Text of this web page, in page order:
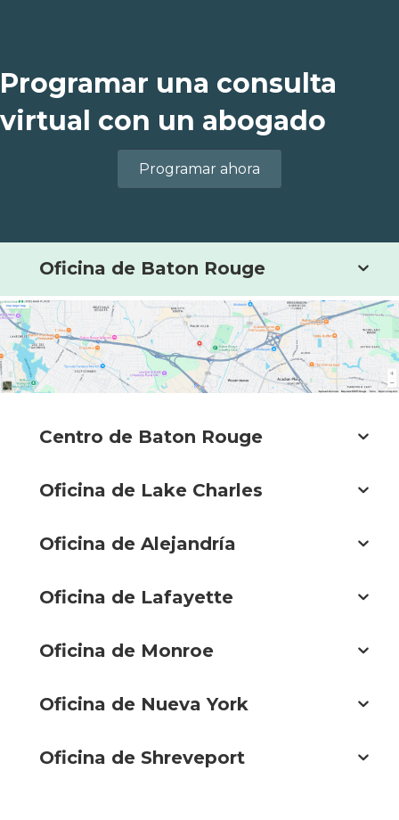
Programar una consulta
virtual con un abogado
Programar ahora
Oficina de Baton Rouge
Centro de Baton Rouge
Oficina de Lake Charles
Oficina de Alejandría
Oficina de Lafayette
Oficina de Monroe
Oficina de Nueva York
Oficina de Shreveport